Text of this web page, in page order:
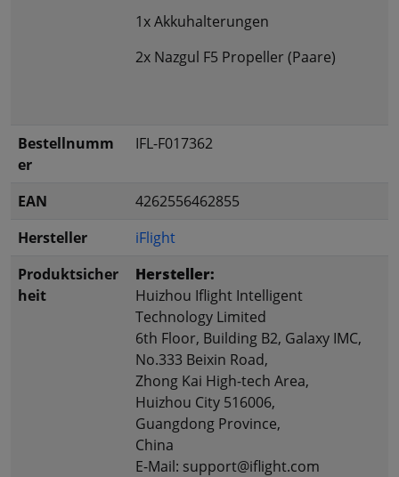
1x Akkuhalterungen
2x Nazgul F5 Propeller (Paare)
Bestellnumm
er
IFL-F017362
EAN
4262556462855
Hersteller
iFlight
Produktsicher
heit
Hersteller:
Huizhou Iflight Intelligent
Technology Limited
6th Floor, Building B2, Galaxy IMC,
No.333 Beixin Road,
Zhong Kai High-tech Area,
Huizhou City 516006,
Guangdong Province,
China
E-Mail: support@iflight.com